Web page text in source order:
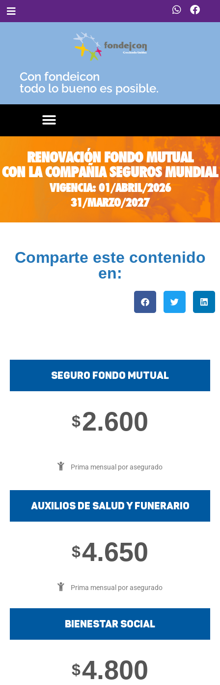
Con fondeicon
todo lo bueno es posible.
RENOVACIÓN FONDO MUTUAL
CON LA COMPAÑIA SEGUROS MUNDIAL
VIGENCIA: 01/ABRIL/2026
31/MARZO/2027
Comparte este contenido
en:
Seguro fondo mutual
$2.600
Prima mensual por asegurado
Auxilios de salud y funerario
$4.650
Prima mensual por asegurado
Bienestar social
$4.800